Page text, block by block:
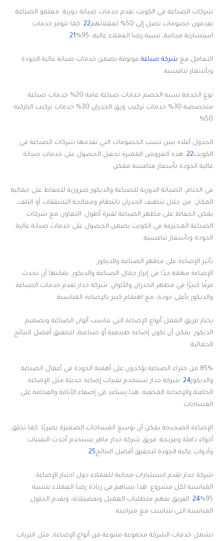
شركات الصباغة في الكويت تقدم خدمات صيانة دورية. معلمو الصباغة
يقدمون خصومات تصل إلى 50% لعملائهم
22. كما تتوفر خدمات
استشارية مجانية، نسبة رضا العملاء عالية، 95%
21
.
التعامل مع شركة صباغة موثوقة يضمن خدمات صيانة عالية الجودة
وبأسعار تنافسية.
نوع الخدمة نسبة الخصم خدمات صباغة عامة 20% خدمات صباغة
متخصصة 30% خدمات تركيب ورق الجدران 30% خدمات تركيب الباركيه
50%
الجدول أعلاه يبين نسب الخصومات التي تقدمها شركات الصباغة في
الكويت22. هذه العروض المميزة تجعل الحصول على خدمات صيانة
عالية الجودة بأسعار منافسة ممكن.
في الختام، الصيانة الدورية للصباغة والديكور ضرورية للحفاظ على جمالية
المكان. من خلال تنظيف الجدران بانتظام ومعالجة التشققات أو التلف،
يمكن الحفاظ على مظهر الصباغة لفترة أطول. التعاون مع شركات
الصباغة المحترفة في الكويت يضمن الحصول على خدمات صيانة عالية
الجودة وبأسعار تنافسية.
تأثير الإضاءة على مظهر الصباغة والديكور
الإضاءة مهمة جدًا في إبراز جمال الصباغة والديكور. يمكنها أن تحدث
فرقًا كبيرًا في مظهر الجدران والألوان. شركة جدار تقدم خدمات الصباغة
والديكور بأعلى جودة، مع اهتمام كبير بالإضاءة المناسبة.
يختار فريق العمل أنواع الإضاءة التي تناسب ألوان الصباغة وتصميم
الديكور. يمكن أن تكون إضاءة طبيعية أو صناعية، لتحقيق أفضل النتائج
الجمالية.
85% من خبراء الصباغة يؤكدون على أهمية الجودة في أعمال الصباغة
والديكور24. شركة جدار تستخدم تقنيات إضاءة حديثة مثل الإضاءة
الخافتة والإضاءة المخفية. هذا يساعد في إضفاء الأناقة والفخامة على
المساحات.
الإضاءة الصحيحة يمكن أن توسع المساحات الصغيرة بصريًا. كما تخلق
أجواء دافئة ومريحة. فريق شركة جدار ماهر يستخدم أحدث التقنيات
وأدوات عالية الجودة لتحقيق أفضل النتائج25
.
شركة جدار تقدم استشارات مجانية للعملاء حول اختيار الإضاءة
المناسبة لكل مشروع. هذا يساهم في زيادة رضا العملاء بنسبة
95%
24. الفريق يفهم متطلبات العميل وتفضيلاته، ويقدم الحلول
المناسبة التي تتناسب مع ميزانيته.
تشمل خدمات الشركة مجموعة متنوعة من أنواع الإضاءة، مثل الثريات